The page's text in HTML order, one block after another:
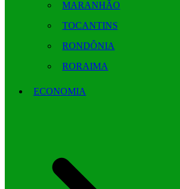
MARANHÃO
TOCANTINS
RONDÔNIA
RORAIMA
ECONOMIA